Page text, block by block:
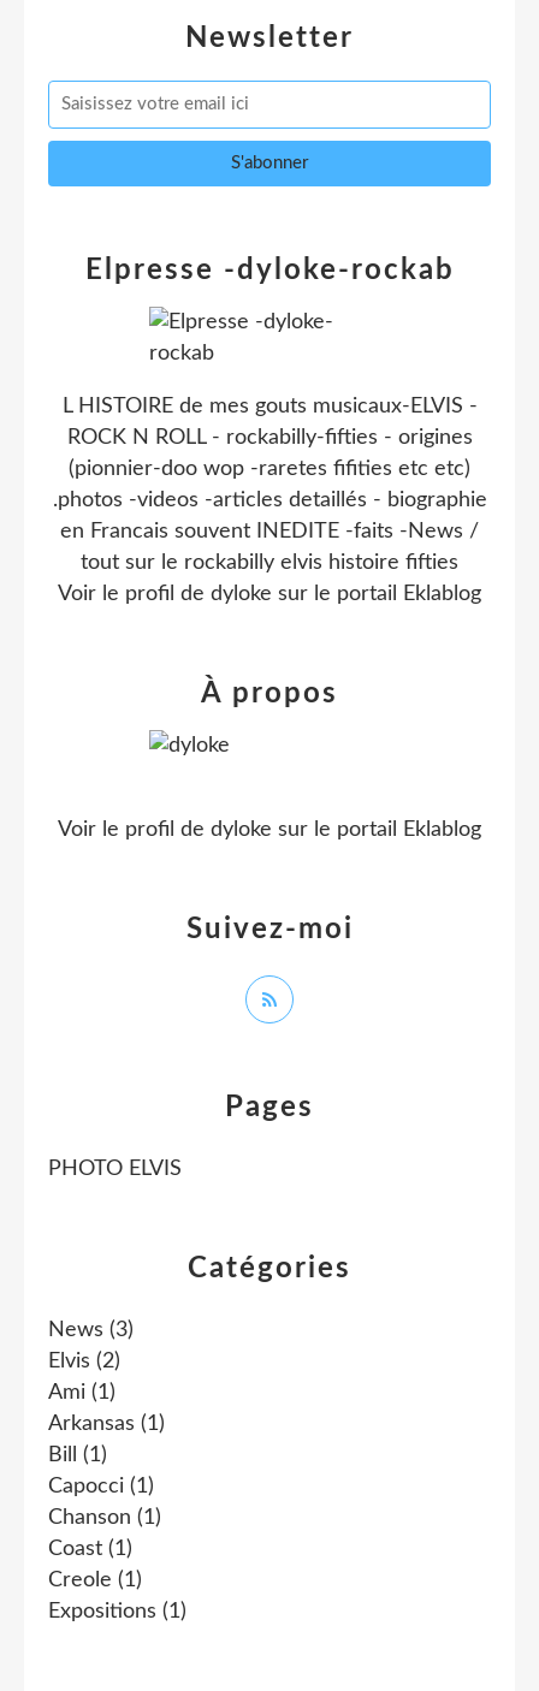
Newsletter
Catégories
News (3)
Elvis (2)
Ami (1)
Arkansas (1)
Bill
(1)
Capocci (1)
Chanson (1)
Coast (1)
Creole (1)
Expositions (1)
Pages
PHOTO ELVIS
Elpresse -dyloke-rockab
L HISTOIRE de mes gouts musicaux-ELVIS -
ROCK N ROLL - rockabilly-fifties - origines
(pionnier-doo wop -raretes fifities etc etc)
.photos -videos -articles detaillés - biographie
en Francais souvent INEDITE -faits -News /
tout sur le rockabilly elvis histoire fifties
Voir le profil de dyloke sur le portail Eklablog
Suivez-moi
À propos
Voir le profil de dyloke sur le portail Eklablog